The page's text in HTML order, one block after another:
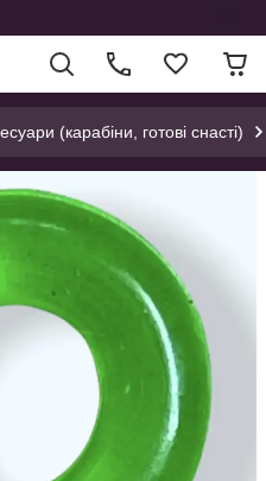
(карабіни, готові снасті)